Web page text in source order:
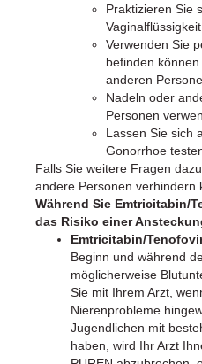
Praktizieren Sie
Verwenden Sie
befinden
anderen
Nadeln oder
Personen
Lassen Sie sich
Gonorrhoe
Falls Sie weitere Fragen
andere Personen verhindern
Während Sie Emtricitabin/
das Risiko einer
Emtricitabin/
Beginn und während
möglicherweise
Sie mit Ihrem Arzt,
Nierenprobleme
Jugendlichen mit
haben, wird Ihr Arzt